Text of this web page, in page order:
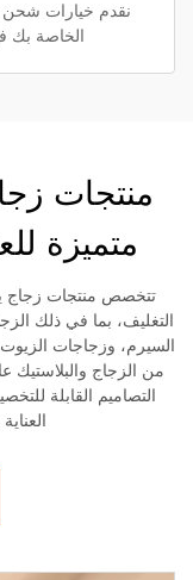
نقدم خيارات شحن
الخاصة بك
منتجات
متميزة
تتخصص منتجات زجاج
السيرم، وزجاجات الزيوت
من الزجاج والبلاستيك
التصاميم القابلة